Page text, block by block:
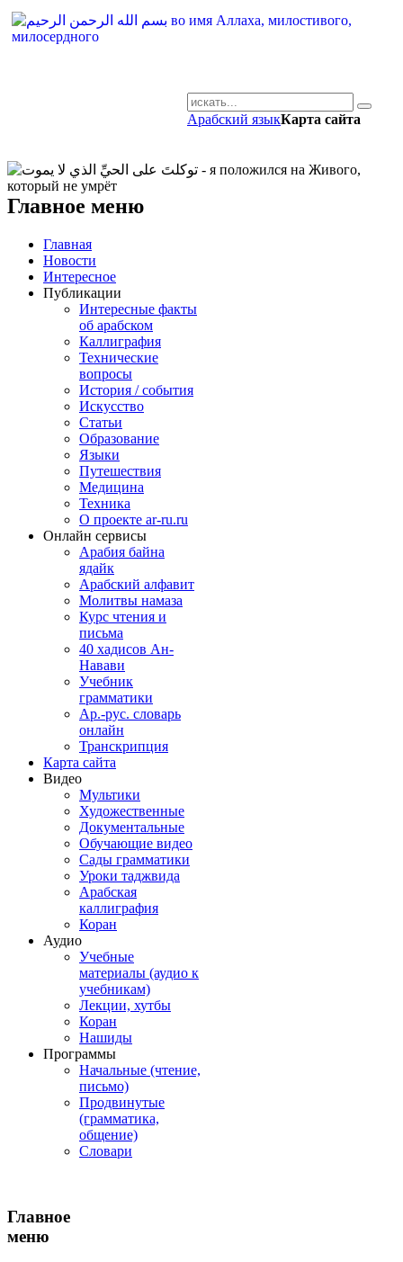
Арабский языкКарта сайта
Главное меню
Главная
Новости
Интересное
Публикации
Интересные факты
об арабском
Каллиграфия
Технические
вопросы
История / события
Искусство
Статьи
Образование
Языки
Путешествия
Медицина
Техника
О проекте ar-ru.ru
Онлайн сервисы
Арабия байна
ядайк
Арабский алфавит
Молитвы намаза
Курс чтения и
письма
40 хадисов Ан-
Навави
Учебник
грамматики
Ар.-рус. словарь
онлайн
Транскрипция
Карта сайта
Видео
Мультики
Художественные
Документальные
Обучающие видео
Сады грамматики
Уроки таджвида
Арабская
каллиграфия
Коран
Аудио
Учебные
материалы (аудио к
учебникам)
Лекции, хутбы
Коран
Нашиды
Программы
Начальные (чтение,
письмо)
Продвинутые
(грамматика,
общение)
Словари
Главное
меню